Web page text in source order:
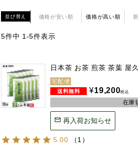
並び替え 価格が安い順 価格が高い順
5件中 1 -5件表示
日本茶 お茶 煎茶 茶葉 屋
宅配便
¥19,200税込
在庫
再入荷お知らせ
5.00 （1 ）